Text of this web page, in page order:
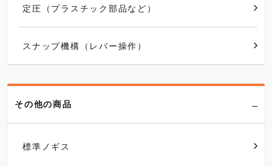
定圧（プラスチック部品など）
スナップ機構（レバー操作）
その他の商品
標準ノギス